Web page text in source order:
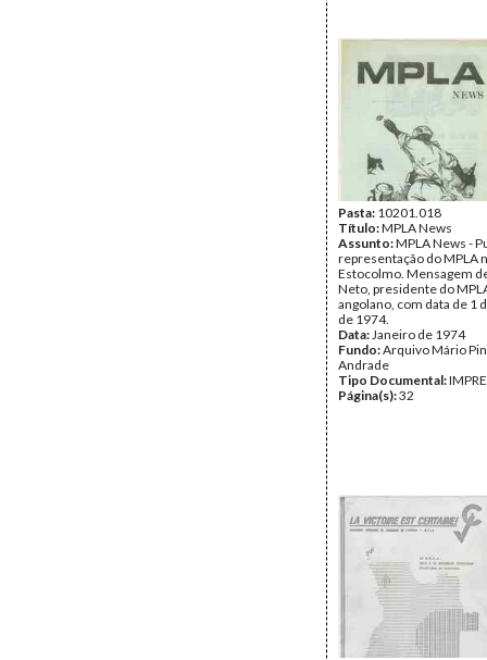
Pasta: 10201.018
Título:MPLA News
Assunto:MPLA News -
representação do MPLA
Estocolmo. Mensagem
Neto, presidente do
angolano, com data de 1
de 1974.
Data:Janeiro de 1974
Fundo:Arquivo Mário
Andrade
Tipo Documental:
Página(s):32